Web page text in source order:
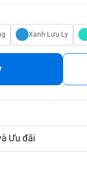
Xanh Lưu Ly
Ưu đãi